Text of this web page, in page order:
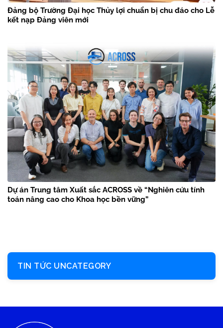
Đảng bộ Trường Đại học Thủy lợi chuẩn bị chu đáo cho Lễ
kết nạp Đảng viên mới
Dự án Trung tâm Xuất sắc ACROSS về “Nghiên cứu tính
toán nâng cao cho Khoa học bền vững”
TIN TỨC UNCATEGORY